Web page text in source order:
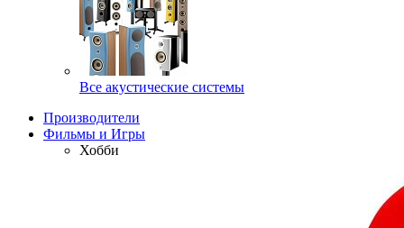
Все акустические системы
Производители
Фильмы и Игры
Хобби